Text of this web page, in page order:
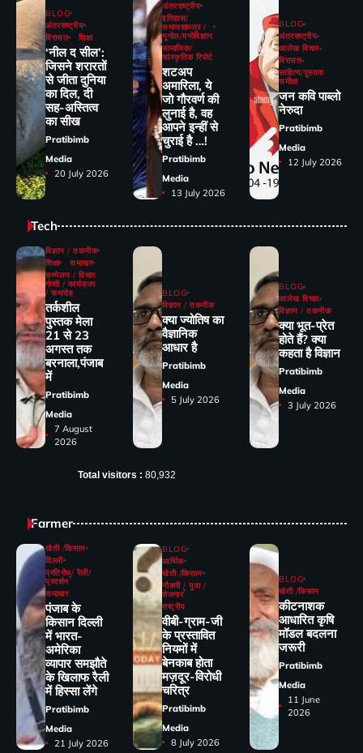
BLOG
अंतरराष्ट्रीय
विरासत
शिक्षा
‘नील द सील’:
जिसने शरारतों
से जीता दुनिया
का दिल, दी
सह-अस्तित्व
का सीख
Pratibimb
Media
20 July 2026
अंतरराष्ट्रीय
इतिहास/
समाजशास्त्र /
भूगोल/मनोविज्ञान
सामाजिक/
सांस्कृतिक रिपोर्ट
शटअप
अमारिला, ये
जो गौरवर्ण की
लुनाई है, वह
आपने इन्हीं से
चुराई है …!
Pratibimb
Media
13 July 2026
BLOG
अंतरराष्ट्रीय
आलेख विचार
विरासत
साहित्य/पुस्तक
समीक्षा
जन कवि पाब्लो
नेरुदा
Pratibimb
Media
12 July 2026
Tech
विज्ञान / तकनीक
शिक्षा
समाचार
सम्मेलन / विचार
गोष्ठी / कार्यक्रम
/ समारोह
तर्कशील
पुस्तक मेला
21 से 23
अगस्त तक
बरनाला,पंजाब
में
Pratibimb
Media
7 August
2026
BLOG
विज्ञान / तकनीक
क्या ज्योतिष का
वैज्ञानिक
आधार है
Pratibimb
Media
5 July 2026
BLOG
आलेख विचार
विज्ञान / तकनीक
क्या भूत-प्रेत
होते हैं? क्या
कहता है विज्ञान
Pratibimb
Media
3 July 2026
Total visitors : 80,932
Farmer
खेती /किसान
दिल्ली
प्रतिरोध/ रैली/
प्रदर्शन
समाचार
पंजाब के
किसान दिल्ली
में भारत-
अमेरिका
व्यापार समझौते
के खिलाफ रैली
में हिस्सा लेंगे
Pratibimb
Media
21 July 2026
BLOG
आर्थिक
खेती /किसान
नौकरी / युवा /
रोजगार
राष्ट्रीय
वीबी-ग्राम-जी
के प्रस्तावित
नियमों में
बेनकाब होता
मज़दूर-विरोधी
चरित्र
Pratibimb
Media
8 July 2026
BLOG
खेती /किसान
कीटनाशक
आधारित कृषि
मॉडल बदलना
जरूरी
Pratibimb
Media
11 June
2026